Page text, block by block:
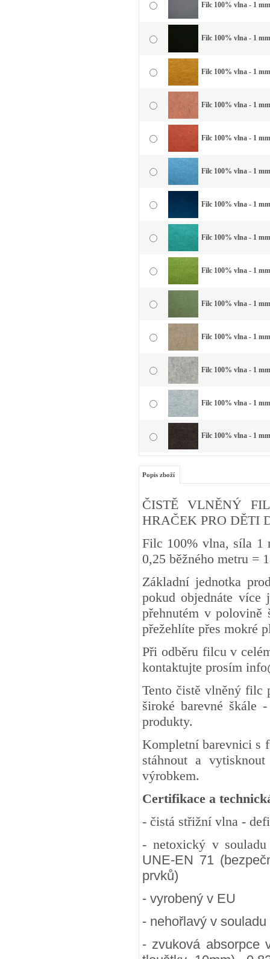
Filc 100% vlna - 1
Filc 100% vlna - 1
Filc 100% vlna - 1
Filc 100% vlna - 1
Filc 100% vlna - 1
Filc 100% vlna - 1
Filc 100% vlna - 1
Filc 100% vlna - 1
Filc 100% vlna - 1
Filc 100% vlna - 1
Filc 100% vlna - 1
Filc 100% vlna - 1
Filc 100% vlna - 1
Filc 100% vlna - 1
Popis zboží
ČISTĚ VLNĚNÝ
HRAČEK PRO DĚTI
Filc 100% vlna, síla 1
0,25 běžného metru
Základní jednotka
pokud objednáte více
přehnutém v
přežehlíte přes mokré
Při odběru filcu v
kontaktujte prosím
Tento čistě vlněný filc
široké barevné škále
produkty.
Kompletní barevnici s
stáhnout a
výrobkem.
Certifikace a
- čistá střižní vlna -
- netoxický v
UNE-EN 71
prvků)
- vyrobený v EU
- nehořlavý v
- zvuková absorpce